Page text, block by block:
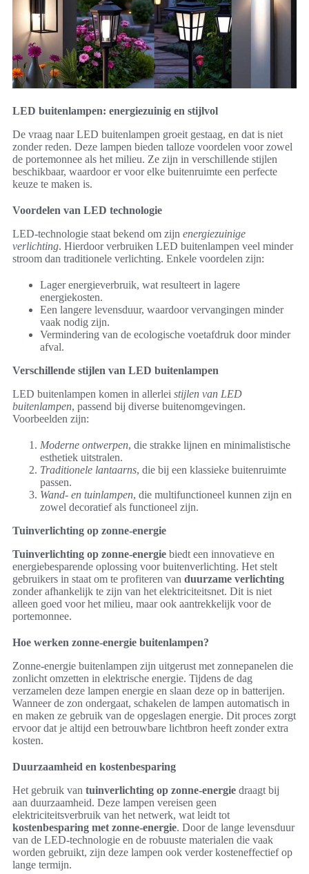
LED buitenlampen: energiezuinig en stijlvol
De vraag naar LED buitenlampen groeit gestaag, en dat is niet
zonder reden. Deze lampen bieden talloze voordelen voor zowel
de portemonnee als het milieu. Ze zijn in verschillende stijlen
beschikbaar, waardoor er voor elke buitenruimte een perfecte
keuze te maken is.
Voordelen van LED technologie
LED-technologie staat bekend om zijn energiezuinige
verlichting. Hierdoor verbruiken LED buitenlampen veel minder
stroom dan traditionele verlichting. Enkele voordelen zijn:
Lager energieverbruik, wat resulteert in lagere
energiekosten.
Een langere levensduur, waardoor vervangingen minder
vaak nodig zijn.
Vermindering van de ecologische voetafdruk door minder
afval.
Verschillende stijlen van LED buitenlampen
LED buitenlampen komen in allerlei stijlen van LED
buitenlampen, passend bij diverse buitenomgevingen.
Voorbeelden zijn:
Moderne ontwerpen, die strakke lijnen en minimalistische
esthetiek uitstralen.
Traditionele lantaarns, die bij een klassieke buitenruimte
passen.
Wand- en tuinlampen, die multifunctioneel kunnen zijn en
zowel decoratief als functioneel zijn.
Tuinverlichting op zonne-energie
Tuinverlichting op zonne-energie biedt een innovatieve en
energiebesparende oplossing voor buitenverlichting. Het stelt
gebruikers in staat om te profiteren van duurzame verlichting
zonder afhankelijk te zijn van het elektriciteitsnet. Dit is niet
alleen goed voor het milieu, maar ook aantrekkelijk voor de
portemonnee.
Hoe werken zonne-energie buitenlampen?
Zonne-energie buitenlampen zijn uitgerust met zonnepanelen die
zonlicht omzetten in elektrische energie. Tijdens de dag
verzamelen deze lampen energie en slaan deze op in batterijen.
Wanneer de zon ondergaat, schakelen de lampen automatisch in
en maken ze gebruik van de opgeslagen energie. Dit proces zorgt
ervoor dat je altijd een betrouwbare lichtbron heeft zonder extra
kosten.
Duurzaamheid en kostenbesparing
Het gebruik van tuinverlichting op zonne-energie draagt bij
aan duurzaamheid. Deze lampen vereisen geen
elektriciteitsverbruik van het netwerk, wat leidt tot
kostenbesparing met zonne-energie. Door de lange levensduur
van de LED-technologie en de robuuste materialen die vaak
worden gebruikt, zijn deze lampen ook verder kosteneffectief op
lange termijn.